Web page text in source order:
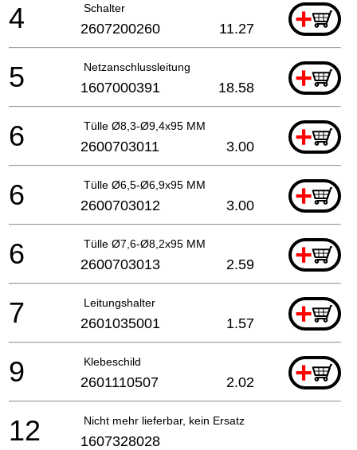
Schalter +
4 2607200260 11.27
Netzanschlussleitung +
5 1607000391 18.58
Tülle Ø8,3-Ø9,4x95 MM +
6 2600703011 3.00
Tülle Ø6,5-Ø6,9x95 MM +
6 2600703012 3.00
Tülle Ø7,6-Ø8,2x95 MM +
6 2600703013 2.59
Leitungshalter +
7 2601035001 1.57
Klebeschild +
9 2601110507 2.02
Nicht mehr lieferbar, kein Ersatz
12 1607328028